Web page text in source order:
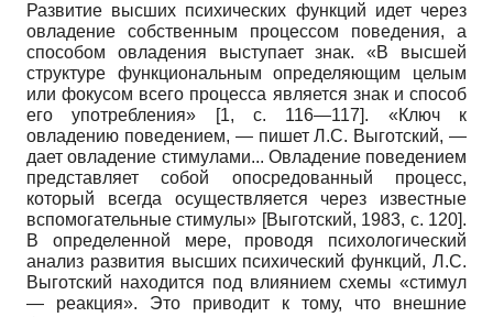
Развитие высших психических функций идет через
овладение собственным процессом поведения, а
способом овладения выступает знак. «В высшей
структуре функциональным определяющим целым
или фокусом всего процесса является знак и способ
его употребления» [1, с. 116—117]. «Ключ к
овладению поведением, — пишет Л.С. Выготский, —
дает овладение стимулами... Овладение поведением
представляет собой опосредованный процесс,
который всегда осуществляется через известные
вспомогательные стимулы» [Выготский, 1983, с. 120].
В определенной мере, проводя психологический
анализ развития высших психический функций, Л.С.
Выготский находится под влиянием схемы «стимул
— реакция». Это приводит к тому, что внешние